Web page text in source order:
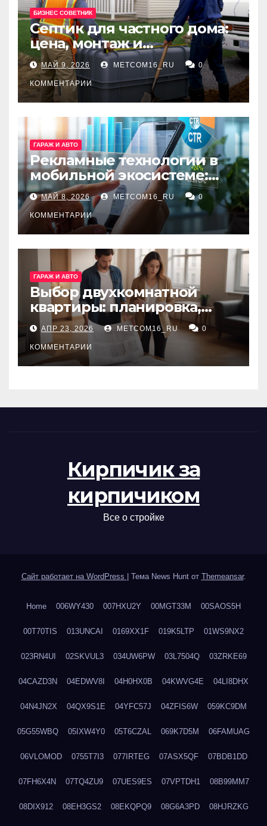
БИЗНЕС СОВЕТНИК
Септик для частного дома:
цена, монтаж и
организация автономной
канализации
МАЙ 9, 2026 METCOM16_RU 0
КОММЕНТАРИИ
ГАРАЖ И АВТО
Рекламные технологии в
мобильной экосистеме:
ключевые сервисы и
принципы работы
МАЙ 8, 2026 METCOM16_RU 0
КОММЕНТАРИИ
ГАРАЖ И АВТО
Выбор двухкомнатной
квартиры: планировка,
состояние жилья и
проверка документов
АПР 23, 2026 METCOM16_RU 0
КОММЕНТАРИИ
Кирпичик за
кирпичиком
Все о стройке
Сайт работает на WordPress Тема News Hunt от Themeansar.
Home 006WY430 007HXU2Y 00MGT33M 00SAOS5H
00T70TIS 013UNCAI 0169XX1F 019K5LTP 01WS9NX2
023RN4UI 02SKVUL3 034UW6PW 03L7504Q 03ZRKE69
04CAZD3N 04EDWV8I 04H0HX0B 04KWVG4E 04LI8DHX
04N4JN2X 04QX9S1E 04YFC57J 04ZFIS6W 059KC9DM
05G55WBQ 05IXW4Y0 05T6CZAL 069K7D5M 06FAMUAG
06VLOMOD 0755T7I3 077IRTEG 07ASX5QF 07BDB1DD
07FH6X4N 07TQ4ZU9 07UES9ES 07VPTDH1 08B99MM7
08DIX912 08EH3GS2 08EKQPQ9 08G6A3PD 08HJRZKG